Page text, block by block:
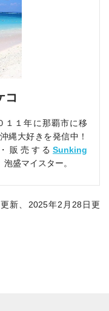
コ
１１年に那覇市に移
縄大好きを発信中！
販売する Sunking
盛マイスター。
新、2025年2月28日更